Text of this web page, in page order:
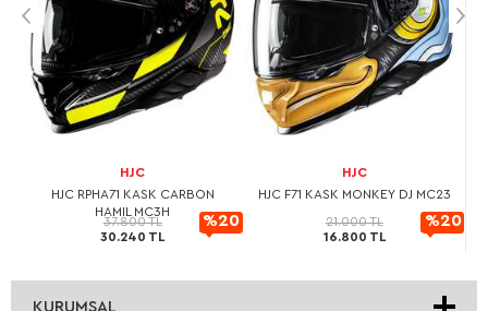
HJC
HJC RPHA71 KASK CARBON
HAMIL MC3H
37.800 TL
30.240 TL
%20
İndirimli
HJC
HJC F71 KASK MONKEY DJ MC23
21.000 TL
16.800 TL
%20
İndirimli
KURUMSAL